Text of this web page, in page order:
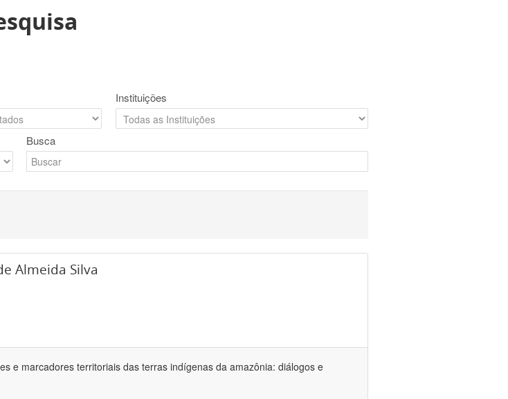
Instituições
Busca
Almeida Silva
e marcadores territoriais das terras indígenas da amazônia: diálogos e